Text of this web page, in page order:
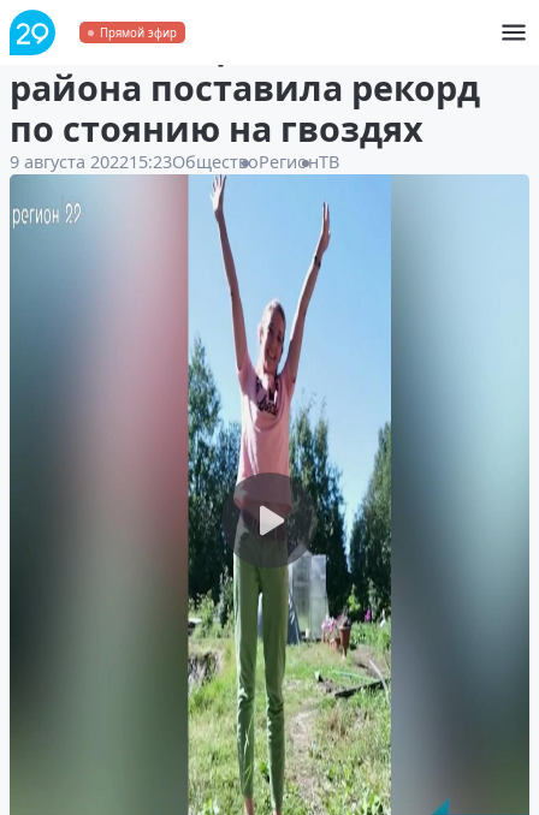
Прямой эфир
Жительница Ленского
района поставила рекорд
по стоянию на гвоздях
9 августа 202215:23ОбществоРегионТВ